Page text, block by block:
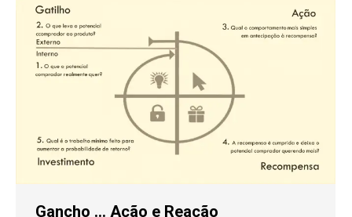
Gancho … Ação e Reação